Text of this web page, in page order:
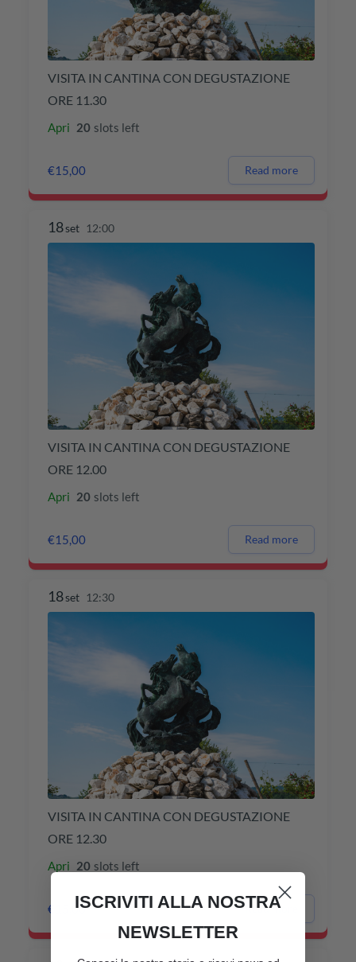
VISITA IN CANTINA CON DEGUSTAZIONE
ORE 11.30
Apri 20 slots left
€15,00 Read more
18set 12:00
VISITA IN CANTINA CON DEGUSTAZIONE
ORE 12.00
Apri 20 slots left
€15,00 Read more
18set 12:30
VISITA IN CANTINA CON DEGUSTAZIONE
ORE 12.30
Apri 20 slots left
€15,00 Read more
ISCRIVITI ALLA NOSTRA
NEWSLETTER